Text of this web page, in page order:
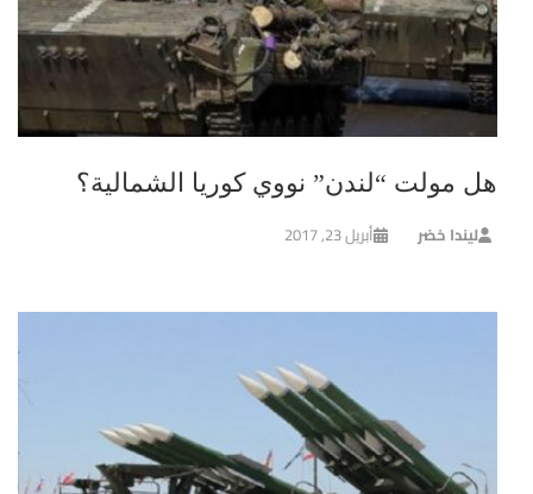
هل مولت “لندن” نووي كوريا الشمالية؟
ليندا خضر أبريل 23, 2017